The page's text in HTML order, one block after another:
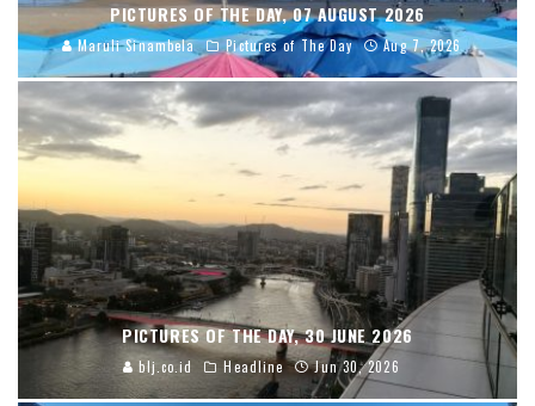
PICTURES OF THE DAY, 07 AUGUST 2026
Maruli Sinambela Pictures of The Day Aug 7, 2026
PICTURES OF THE DAY, 30 JUNE 2026
blj.co.id Headline Jun 30, 2026